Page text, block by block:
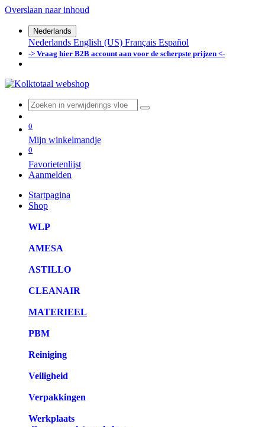
Overslaan naar inhoud
Nederlands
Nederlands English (US) Français Español
-> Vraag hier B2B account aan voor de scherpste prijzen <-
0
Mijn winkelmandje
0
Favorietenlijst
Aanmelden
Startpagina
Shop
WLP
AMESA
ASTILLO
CLEANAIR
MATERIEEL
PBM
Reiniging
Veiligheid
Verpakkingen
Werkplaats